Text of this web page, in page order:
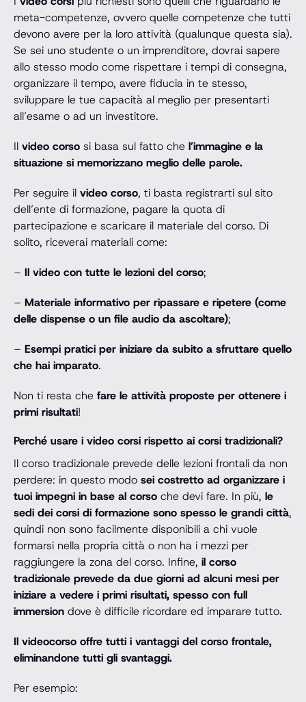
meta-competenze, ovvero quelle competenze che tutti
devono avere per la loro attività (qualunque questa sia).
Se sei uno studente o un imprenditore, dovrai sapere
allo stesso modo come rispettare i tempi di consegna,
organizzare il tempo, avere fiducia in te stesso,
sviluppare le tue capacità al meglio per presentarti
all’esame o ad un investitore.
Il video corso si basa sul fatto che l’immagine e la
situazione si memorizzano meglio delle parole.
Per seguire il video corso, ti basta registrarti sul sito
dell’ente di formazione, pagare la quota di
partecipazione e scaricare il materiale del corso. Di
solito, riceverai materiali come:
– Il video con tutte le lezioni del corso;
– Materiale informativo per ripassare e ripetere (come
delle dispense o un file audio da ascoltare);
– Esempi pratici per iniziare da subito a sfruttare quello
che hai imparato.
Non ti resta che fare le attività proposte per ottenere i
primi risultati!
Perché usare i video corsi rispetto ai corsi tradizionali?
Il corso tradizionale prevede delle lezioni frontali da non
perdere: in questo modo sei costretto ad organizzare i
tuoi impegni in base al corso che devi fare. In più, le
sedi dei corsi di formazione sono spesso le grandi città,
quindi non sono facilmente disponibili a chi vuole
formarsi nella propria città o non ha i mezzi per
raggiungere la zona del corso. Infine, il corso
tradizionale prevede da due giorni ad alcuni mesi per
iniziare a vedere i primi risultati, spesso con full
immersion dove è difficile ricordare ed imparare tutto.
Il videocorso offre tutti i vantaggi del corso frontale,
eliminandone tutti gli svantaggi.
Per esempio: